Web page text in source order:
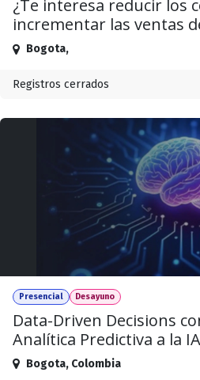
¿Te interesa reducir los
incrementar las ventas
Bogota,
Registros cerrados
Presencial Desayuno
Data-Driven Decisions
Analítica Predictiva a la
Bogota, Colombia